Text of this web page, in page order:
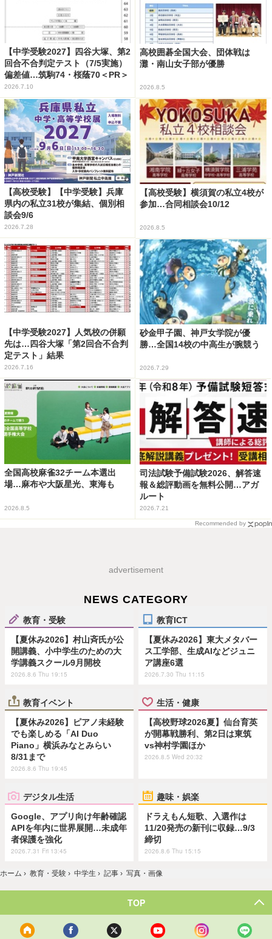
【中学受験2027】四谷大塚、第2
回合不合判定テスト（7/5実施）
偏差値…筑駒74・桜蔭70＜PR＞
2026.7.10
高校囲碁全国大会、団体戦は
灘・南山女子部が優勝
2026.8.5
【高校受験】【中学受験】兵庫
県内の私立31校が集結、個別相
談会9/6
2026.7.28
【高校受験】横須賀の私立4校が
参加…合同相談会10/12
2026.8.5
【中学受験2027】人気校の併願
先は…四谷大塚「第2回合不合判
定テスト」結果
2026.7.16
砂金甲子園、神戸女学院が優
勝…全国14校の中高生が腕競う
2026.7.29
全国高校麻雀32チーム本選出
場…麻布や大阪星光、東海も
2026.8.5
司法試験予備試験2026、解答速
報＆総評動画を無料公開…アガ
ルート
2026.7.21
Recommended by
advertisement
NEWS CATEGORY
教育・受験
【夏休み2026】村山斉氏が公
開講義、小中学生のための大
学講義スクール9月開校
2026.8.6 Thu 19:15
教育ICT
【夏休み2026】東大メタバー
ス工学部、生成AIなどジュニ
ア講座6選
2026.7.30 Thu 11:15
教育イベント
【夏休み2026】ピアノ未経験
でも楽しめる「AI Duo
Piano」横浜みなとみらい
8/31まで
2026.8.6 Thu 19:45
生活・健康
【高校野球2026夏】仙台育英
が開幕戦勝利、第2日は東筑
vs神村学園ほか
2026.8.5 Wed 20:32
デジタル生活
Google、アプリ向け年齢確認
APIを年内に世界展開…未成年
者保護を強化
2026.7.31 Fri 13:45
趣味・娯楽
ドラえもん短歌、入選作は
11/20発売の新刊に収録…9/3
締切
2026.8.6 Thu 15:15
ホーム › 教育・受験 › 中学生 › 記事 › 写真・画像
TOP